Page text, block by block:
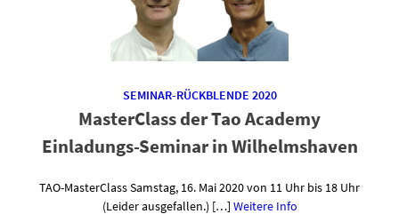
SEMINAR-RÜCKBLENDE 2020
MasterClass der Tao Academy
Einladungs-Seminar in Wilhelmshaven
TAO-MasterClass Samstag, 16. Mai 2020 von 11 Uhr bis 18 Uhr
(Leider ausgefallen.) […] Weitere Info